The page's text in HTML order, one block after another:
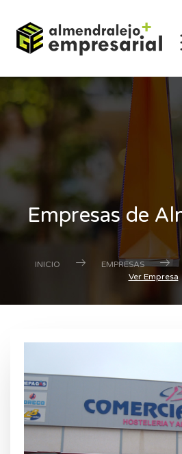
Empresas de
INICIO EMPRESAS
Ver Empresa